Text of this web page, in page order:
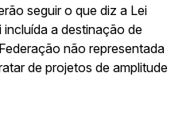
seguir o que diz a Lei
a destinação de
não representada
de projetos de amplitude